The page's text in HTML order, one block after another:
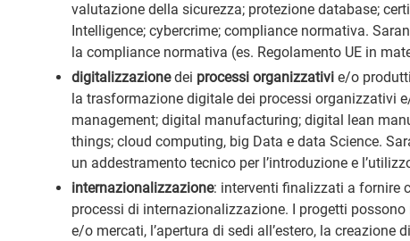
valutazione della sicurezza; protezione database;
Intelligence; cybercrime; compliance normativa.
la compliance normativa (es. Regolamento UE in
digitalizzazionedei processi organizzativi e/o
la trasformazione digitale dei processi organizzativi
management; digital manufacturing; digital lean
things; cloud computing, big Data e data Science.
un addestramento tecnico per l’introduzione e
internazionalizzazione: interventi finalizzati a fornire
processi di internazionalizzazione. I progetti
e/o mercati, l’apertura di sedi all’estero, la